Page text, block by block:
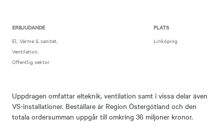
ERBJUDANDE
El Värme & sanitet
Ventilation
Offentlig sektor
PLATS
Linköping
Uppdragen omfattar elteknik, ventilation samt i vissa delar även
VS-installationer. Beställare är Region Östergötland och den
totala ordersumman uppgår till omkring 36 miljoner kronor.